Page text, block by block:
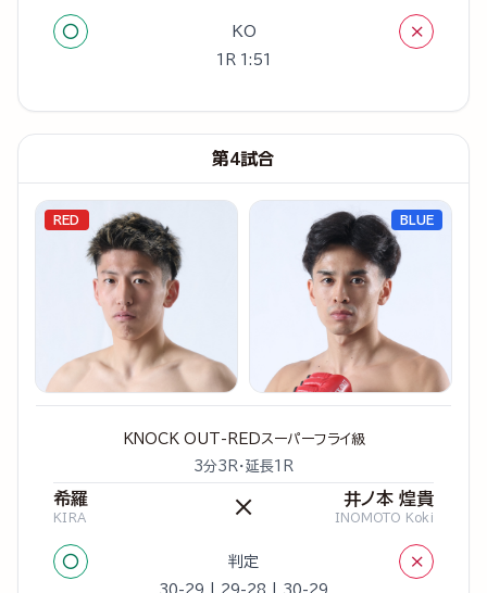
○ KO ×
1R 1:51
第4試合
RED
KNOCK OUT-REDスーパーフライ級
3分3R・延長1R
希羅
KIRA × 井ノ本 煌貴
INOMOTO Koki
○ 判定 ×
30-29 | 29-28 | 30-29
BLUE